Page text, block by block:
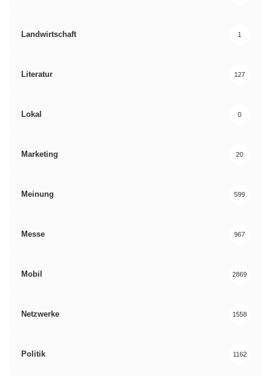
Landwirtschaft 1
Literatur 127
Lokal 0
Marketing 20
Meinung 599
Messe 967
Mobil 2869
Netzwerke 1558
Politik 1162